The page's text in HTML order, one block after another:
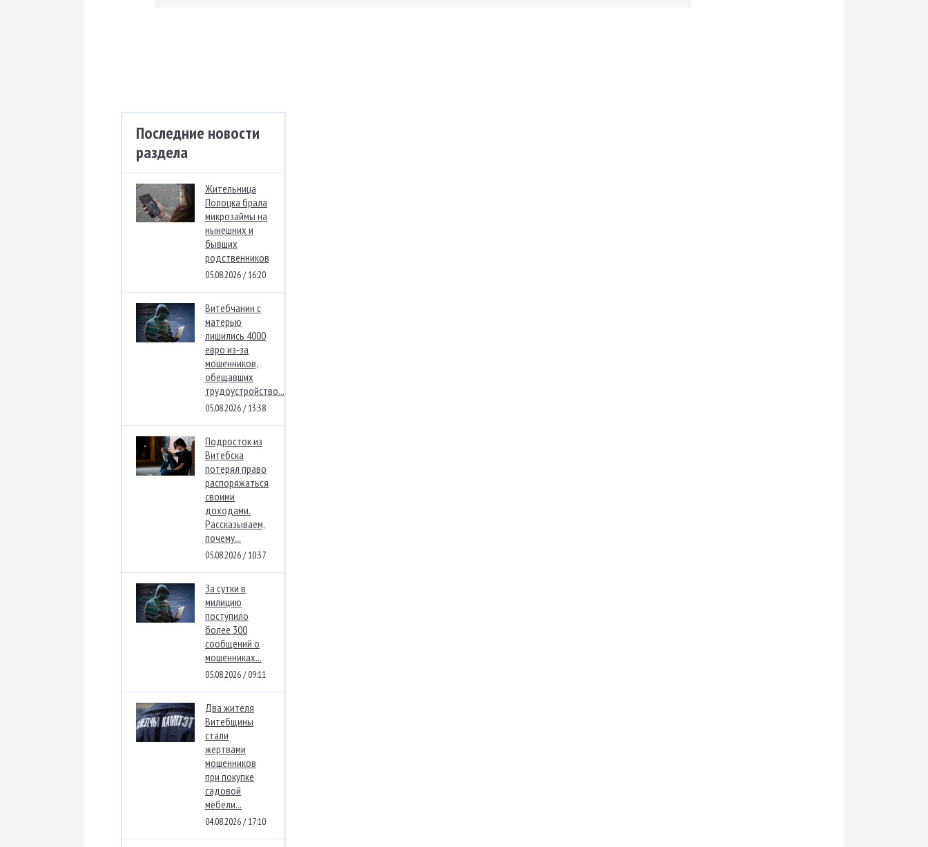
Последние новости
раздела
Жительница
Полоцка брала
микрозаймы на
нынешних и
бывших
родственников
05.08.2026 / 16:20
Витебчанин с
матерью
лишились 4000
евро из‑за
мошенников,
обещавших
трудоустройство...
05.08.2026 / 13:38
Подросток из
Витебска
потерял право
распоряжаться
своими
доходами.
Рассказываем,
почему...
05.08.2026 / 10:37
За сутки в
милицию
поступило
более 300
сообщений о
мошенниках...
05.08.2026 / 09:11
Два жителя
Витебщины
стали
жертвами
мошенников
при покупке
садовой
мебели...
04.08.2026 / 17:10